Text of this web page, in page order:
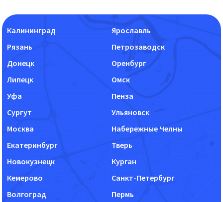
Калининград
Ярославль
Рязань
Петрозаводск
Донецк
Оренбург
Липецк
Омск
Уфа
Пенза
Сургут
Ульяновск
Москва
Набережные Челны
Екатеринбург
Тверь
Новокузнецк
Курган
Кемерово
Санкт-Петербург
Волгоград
Пермь